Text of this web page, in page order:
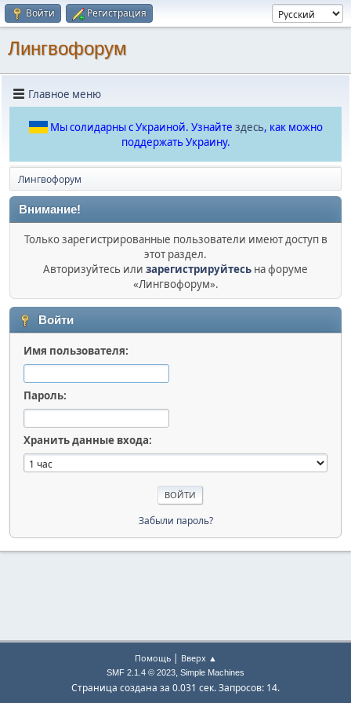
Войти Регистрация
Лингвофорум
Главное меню
Мы солидарны с Украиной. Узнайте здесь, как можно
поддержать Украину.
Лингвофорум
Внимание!
Только зарегистрированные пользователи имеют доступ в
этот раздел.
Авторизуйтесь или зарегистрируйтесь на форуме
«Лингвофорум».
Войти
Имя пользователя:
Пароль:
Хранить данные входа:
Забыли пароль?
Помощь| Вверх ▲
SMF 2.1.4 © 2023, Simple Machines
Страница создана за 0.031 сек. Запросов: 14.